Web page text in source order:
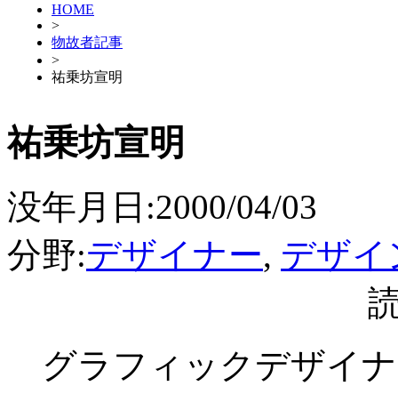
HOME
>
物故者記事
>
祐乗坊宣明
祐乗坊宣明
没年月日:2000/04/03
分野:デザイナー, デザイ
グラフィックデザイ